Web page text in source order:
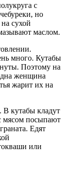
с
но
сухой
маслом.
много. Кутабы
Поэтому на
женщина
жарит их на
кутабы кладут
мясом посыпают
Едят
или